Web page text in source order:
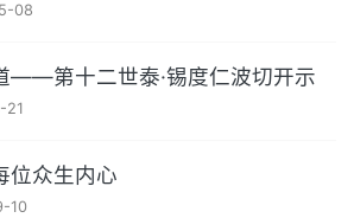
08
——第十二世泰·锡度仁波切开示
21
位众生内心
10